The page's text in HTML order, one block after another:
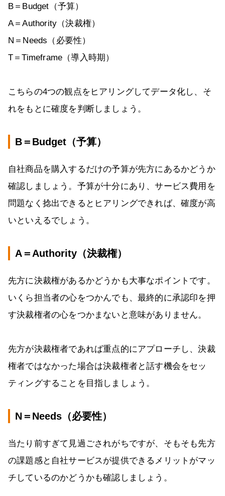
B＝Budget（予算）
A＝Authority（決裁権）
N＝Needs（必要性）
T＝Timeframe（導入時期）
こちらの4つの観点をヒアリングしてデータ化し、そ
れをもとに確度を判断しましょう。
B＝Budget（予算）
自社商品を購入するだけの予算が先方にあるかどうか
確認しましょう。予算が十分にあり、サービス費用を
問題なく捻出できるとヒアリングできれば、確度が高
いといえるでしょう。
A＝Authority（決裁権）
先方に決裁権があるかどうかも大事なポイントです。
いくら担当者の心をつかんでも、最終的に承認印を押
す決裁権者の心をつかまないと意味がありません。
先方が決裁権者であれば重点的にアプローチし、決裁
権者ではなかった場合は決裁権者と話す機会をセッ
ティングすることを目指しましょう。
N＝Needs（必要性）
当たり前すぎて見過ごされがちですが、そもそも先方
の課題感と自社サービスが提供できるメリットがマッ
チしているのかどうかも確認しましょう。